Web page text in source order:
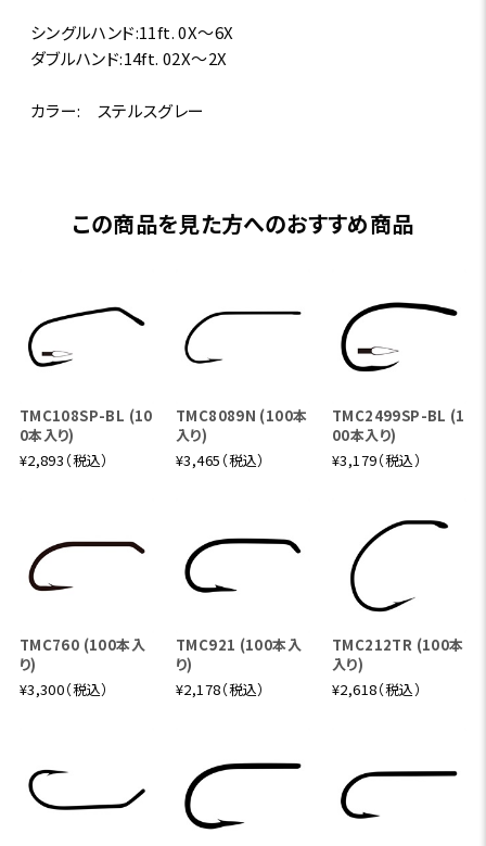
シングルハンド:11ft. 0X～6X
ダブルハンド:14ft. 02X～2X
カラー: ステルスグレー
この商品を見た方へのおすすめ商品
TMC108SP-BL (10
0本入り)
¥2,893（税込）
TMC8089N (100本
入り)
¥3,465（税込）
TMC2499SP-BL (1
00本入り)
¥3,179（税込）
TMC760 (100本入
り)
¥3,300（税込）
TMC921 (100本入
り)
¥2,178（税込）
TMC212TR (100本
入り)
¥2,618（税込）